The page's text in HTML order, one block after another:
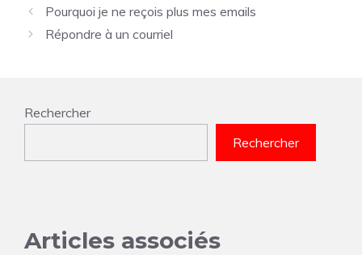
Pourquoi je ne reçois plus mes emails
Répondre à un courriel
Rechercher
Rechercher
Articles associés